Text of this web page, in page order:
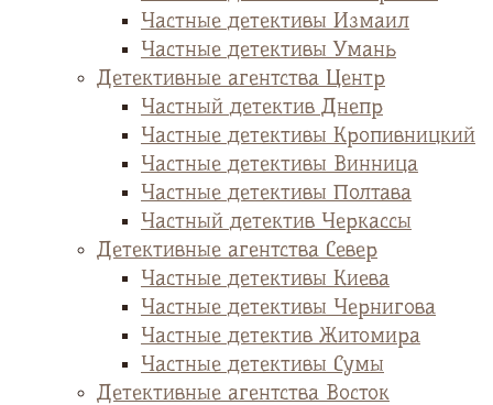
Частные детективы Измаил
Частные детективы Умань
Детективные агентства Центр
Частный детектив Днепр
Частные детективы Кропивницкий
Частные детективы Винница
Частные детективы Полтава
Частный детектив Черкассы
Детективные агентства Север
Частные детективы Киева
Частные детективы Чернигова
Частные детектив Житомира
Частные детективы Сумы
Детективные агентства Восток